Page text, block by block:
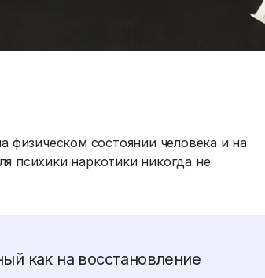
физическом состоянии человека и на
психики наркотики никогда не
как на восстановление